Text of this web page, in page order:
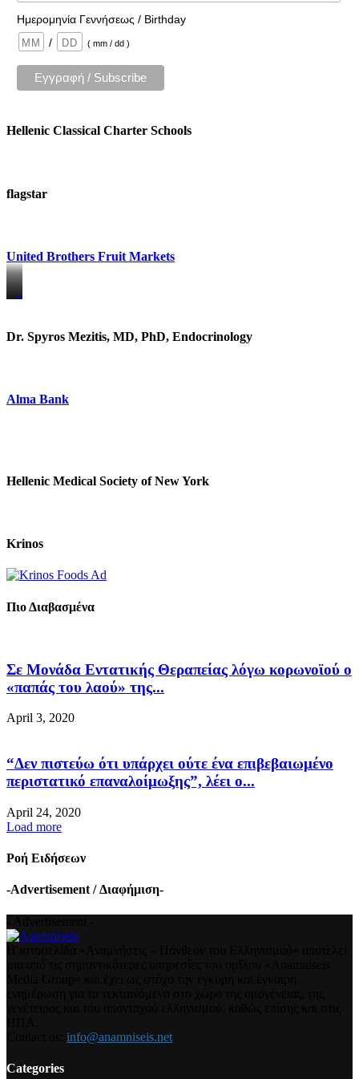
Ημερομηνία Γεννήσεως / Birthday
/
( mm / dd )
Hellenic Classical Charter Schools
flagstar
United Brothers Fruit Markets
https://www.unitedbrothersfruitmarkets.com/
https://www.unitedbrothersfruitmarkets.com/
Dr. Spyros Mezitis, MD, PhD, Endocrinology
Alma Bank
Hellenic Medical Society of New York
Krinos
Πιο Διαβασμένα
Σε Μονάδα Εντατικής Θεραπείας λόγω κορωνοϊού ο
«παπάς του λαού» της...
April 3, 2020
“Δεν πιστεύω ότι υπάρχει ούτε ένα επιβεβαιωμένο
περιστατικό επαναλοίμωξης”, λέει ο...
April 24, 2020
Load more
Ροή Ειδήσεων
-Advertisement / Διαφήμιση-
info@anamniseis.net
Categories